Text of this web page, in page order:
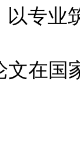
以专
文在国